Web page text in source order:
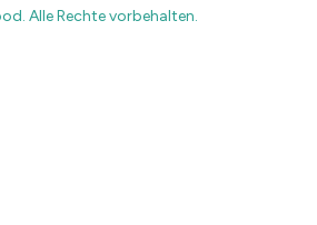
Alle Rechte vorbehalten.